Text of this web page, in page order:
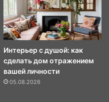
Интерьер с душой: как
сделать дом отражением
вашей личности
05.08.2026